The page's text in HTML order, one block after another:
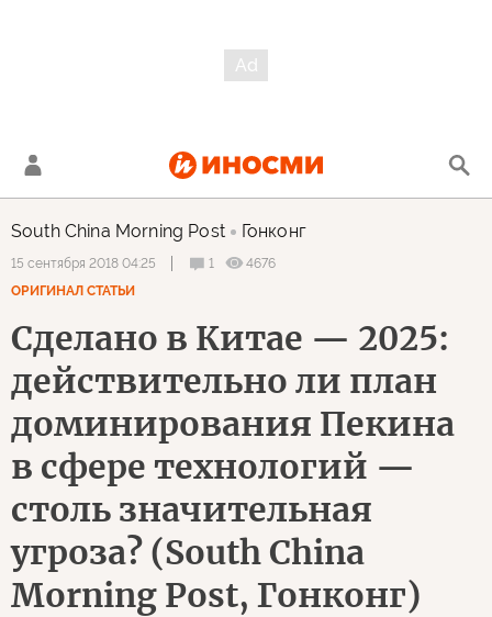
South China Morning Post Гонконг
15 сентября 2018 04:25 1
4676
ОРИГИНАЛ СТАТЬИ
Сделано в Китае — 2025:
действительно ли план
доминирования Пекина
в сфере технологий —
столь значительная
угроза? (South China
Morning Post, Гонконг)